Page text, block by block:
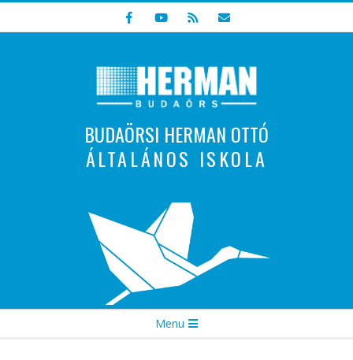
to
BUDAÖRSI HERMAN OTTÓ
ÁLTALÁNOS ISKOLA
Indulunk! Hamarosan újraindul oldalunk!
Menu